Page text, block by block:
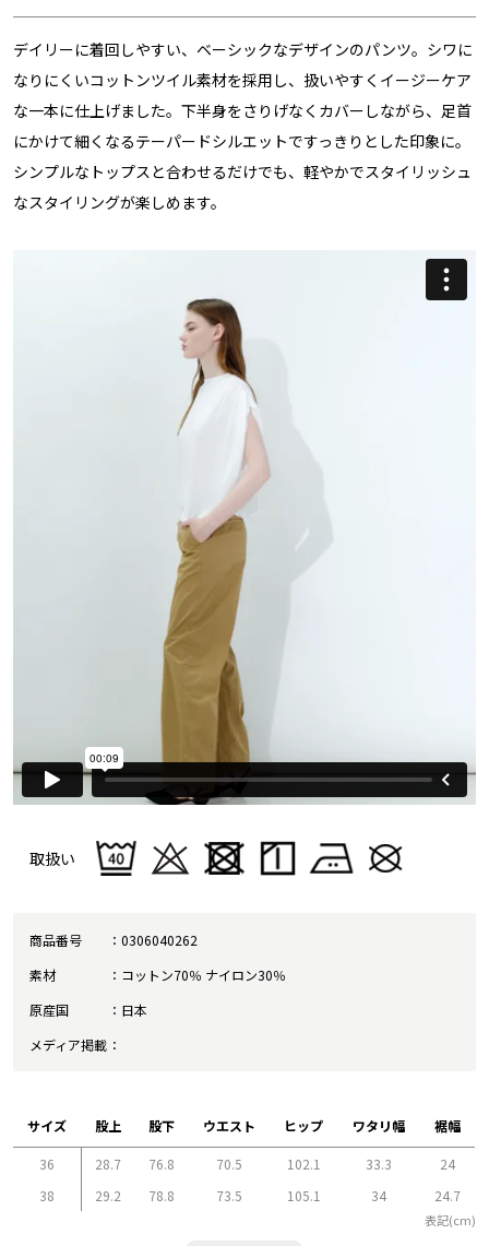
デイリーに着回しやすい、ベーシックなデザインのパンツ。シワに
なりにくいコットンツイル素材を採用し、扱いやすくイージーケア
な一本に仕上げました。下半身をさりげなくカバーしながら、足首
にかけて細くなるテーパードシルエットですっきりとした印象に。
シンプルなトップスと合わせるだけでも、軽やかでスタイリッシュ
なスタイリングが楽しめます。
取扱い
商品番号
0306040262
素材
コットン70％ ナイロン30％
原産国
日本
メディア掲載
サイズ 股上 股下 ウエスト ヒップ ワタリ幅 裾幅
36 28.7 76.8 70.5 102.1 33.3
24
38
29.2 78.8 73.5 105.1 34 24.7
表記(cm)